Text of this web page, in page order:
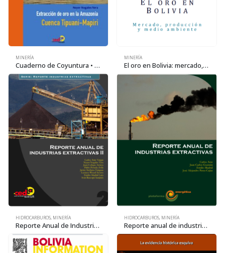
MINERÍA
Cuaderno de Coyuntura • Serie la economía del oro 2: Extracción de oro en la Amazonía. Cuenca Tipuani-Mapiri
MINERÍA
El oro en Bolivia: mercado, producción y medio ambiente
HIDROCARBUROS, MINERÍA
Reporte Anual de Industrias Extractivas 2 • 2014
HIDROCARBUROS, MINERÍA
Reporte anual de industrias extractivas 1 • 2014